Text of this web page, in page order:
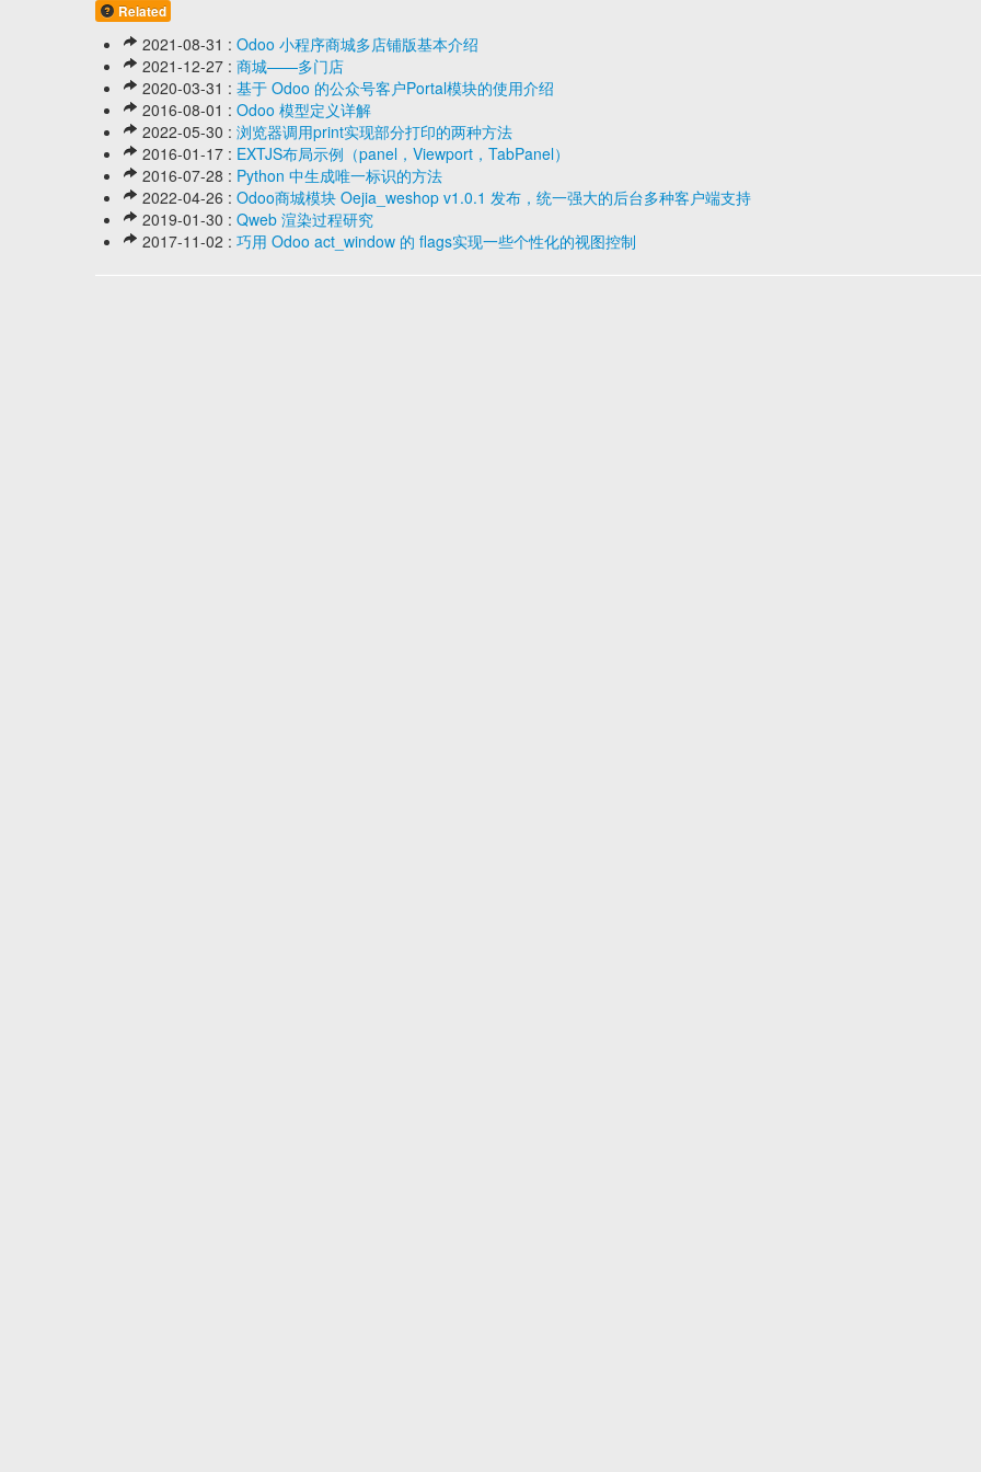
Related
2021-08-31 : Odoo 小程序商城多店铺版基本介绍
2021-12-27 : 商城——多门店
2020-03-31 : 基于 Odoo 的公众号客户Portal模块的使用介绍
2016-08-01 : Odoo 模型定义详解
2022-05-30 : 浏览器调用print实现部分打印的两种方法
2016-01-17 : EXTJS布局示例（panel，Viewport，TabPanel）
2016-07-28 : Python 中生成唯一标识的方法
2022-04-26 : Odoo商城模块 Oejia_weshop v1.0.1 发布，统一强大的后台多种客户端支持
2019-01-30 : Qweb 渲染过程研究
2017-11-02 : 巧用 Odoo act_window 的 flags实现一些个性化的视图控制